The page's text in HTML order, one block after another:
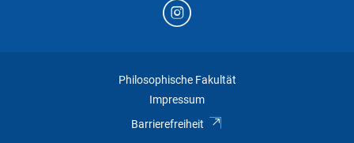
Philosophische Fakultät
Impressum
Barrierefreiheit